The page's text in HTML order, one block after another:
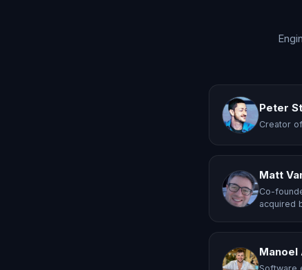
Peter
Creator
Matt
Co-
acquired
Manoel